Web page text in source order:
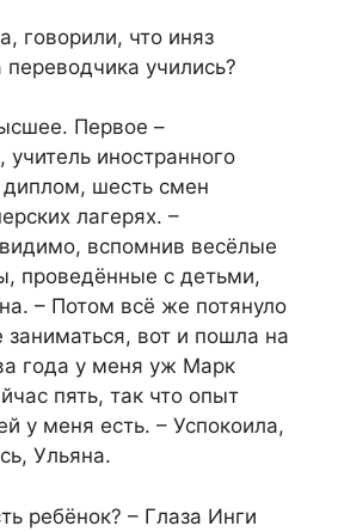
говорили, что иняз
переводчика учились?
Первое –
учитель иностранного
шесть смен
лагерях. –
вспомнив весёлые
проведённые с детьми,
– Потом всё же потянуло
вот и пошла на
года у меня уж Марк
пять, так что опыт
у меня есть. – Успокоила,
Ульяна.
ребёнок? – Глаза Инги